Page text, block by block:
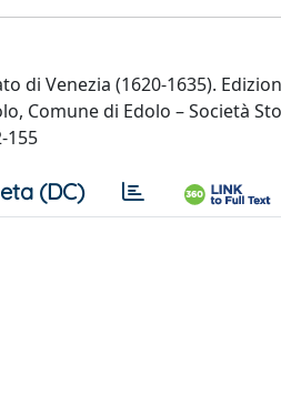
di Venezia (1620-1635).
Comune di Edolo – Società
155
(DC)